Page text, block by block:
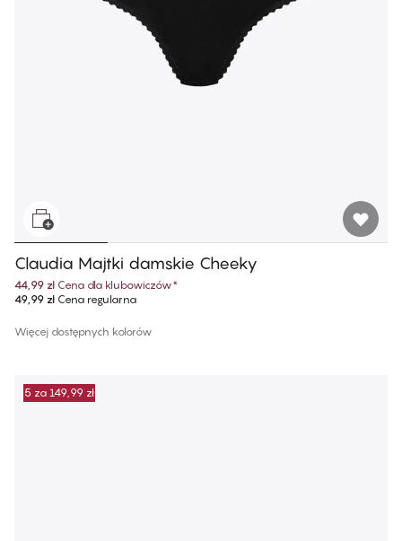
Claudia Majtki damskie Cheeky
44,99 zł Cena dla klubowiczów*
49,99 złCena regularna
Więcej dostępnych kolorów
5 za 149,99 zł